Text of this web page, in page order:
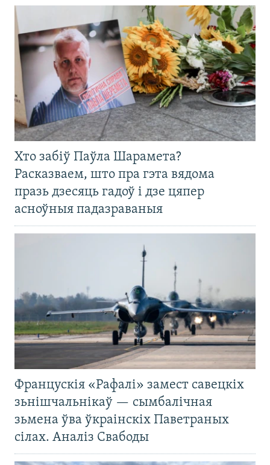
Хто забіў Паўла Шарамета?
Расказваем, што пра гэта вядома
празь дзесяць гадоў і дзе цяпер
асноўныя падазраваныя
Францускія «Рафалі» замест савецкіх
зьнішчальнікаў — сымбалічная
зьмена ўва ўкраінскіх Паветраных
сілах. Аналіз Свабоды